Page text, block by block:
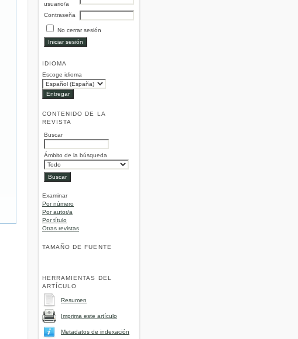
usuario/a
Contraseña
No cerrar sesión
IDIOMA
Escoge idioma
CONTENIDO DE LA
REVISTA
Buscar
Ámbito de la búsqueda
Examinar
Por número
Por autor/a
Por título
Otras revistas
TAMAÑO DE FUENTE
HERRAMIENTAS DEL
ARTÍCULO
Resumen
Imprima este artículo
Metadatos de indexación